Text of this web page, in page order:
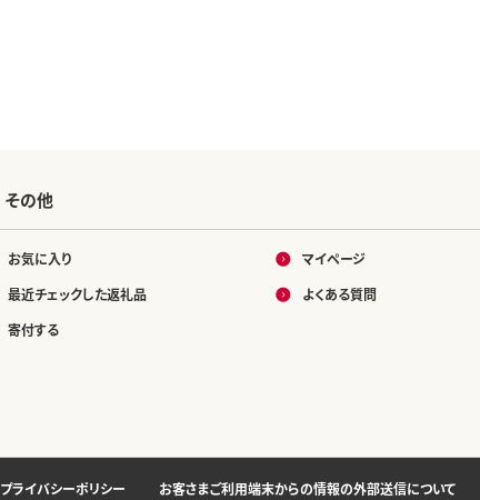
その他
お気に入り
最近チェックした返礼品
寄付する
マイページ
よくある質問
プライバシーポリシー お客さまご利用端末からの情報の外部送信について